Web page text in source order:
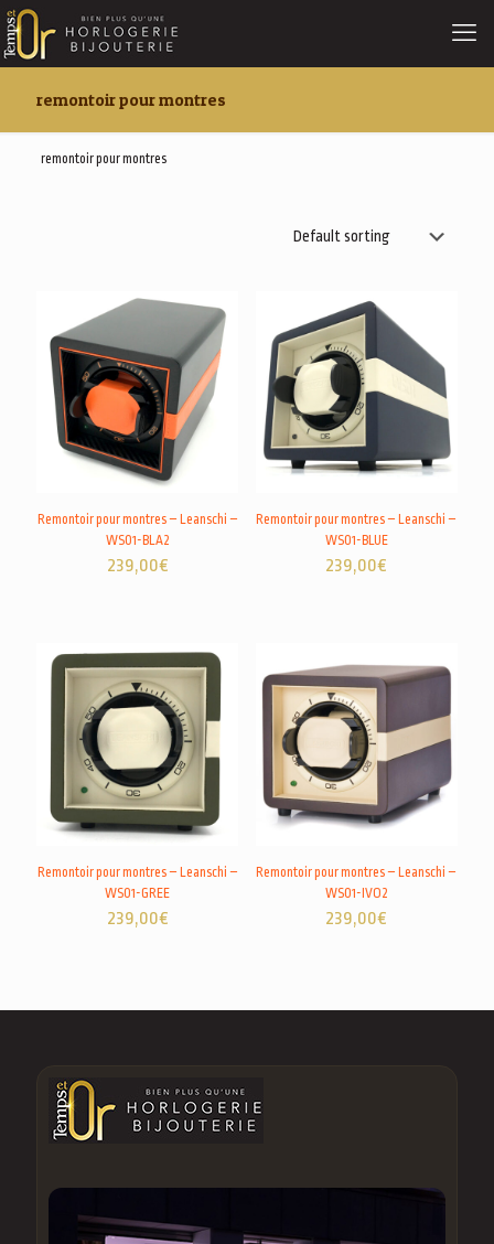
remontoir pour montres
remontoir pour montres
Remontoir pour montres – Leanschi –
WS01-BLA2
239,00€
Remontoir pour montres – Leanschi –
WS01-BLUE
239,00€
Remontoir pour montres – Leanschi –
WS01-GREE
239,00€
Remontoir pour montres – Leanschi –
WS01-IVO2
239,00€